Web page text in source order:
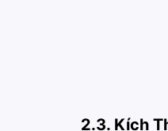
2.3. Kích